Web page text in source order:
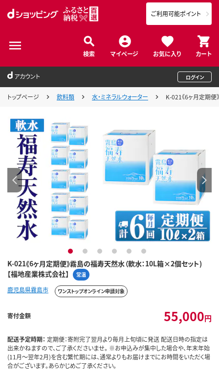
検索 マイページ お気に入り カート
ご利用可能ポイント
アカウント ログイン
トップページ 飲料類 水・ミネラルウォーター K-021《6ヶ月定期便
K-021《6ヶ月定期便》霧島の福寿天然水（軟水：10L箱×2個セット)
【福地産業株式会社】
常温
1 2 3 4 5 6
鹿児島県霧島市 ワンストップオンライン申請対象
寄付金額 55,000円
配送予定時期： 定期便：寄附完了翌月より毎月上旬頃に発送 配送日時の指定は
出来かねますので、ご了承くださいませ。 ※お申込みが集中した場合や、年末年始
(11月～翌年2月)を含む繁忙期には、通常よりもお届けまでにお時間をいただく場
合がございます。あらかじめご了承ください。